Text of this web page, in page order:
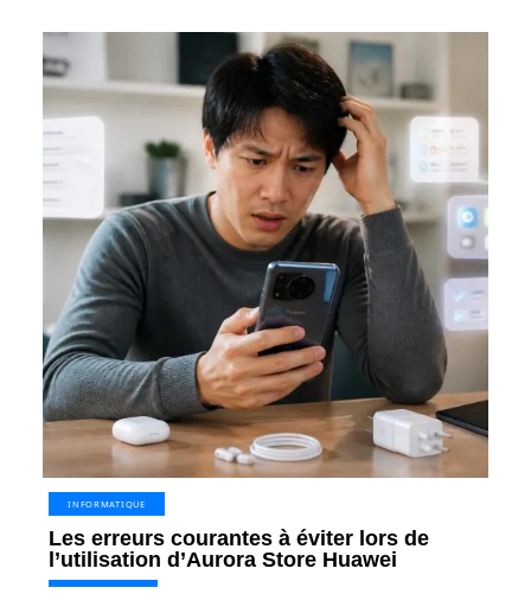
INFORMATIQUE
Les erreurs courantes à éviter lors de
l’utilisation d’Aurora Store Huawei